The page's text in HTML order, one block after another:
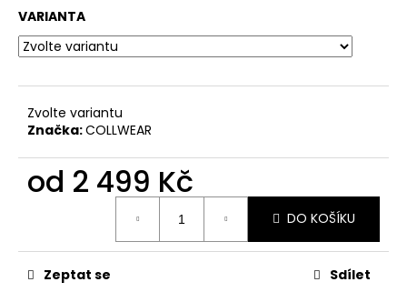
VARIANTA
Zvolte variantu
Značka:COLLWEAR
od 2 499 Kč
DO KOŠÍKU
Zeptat se Sdílet
p
o
r
u
e
m